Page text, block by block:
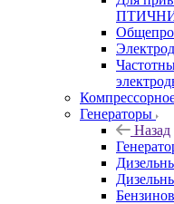
Генераторы
Назад